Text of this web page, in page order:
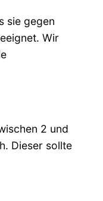
sie gegen
Wir
2 und
Dieser sollte